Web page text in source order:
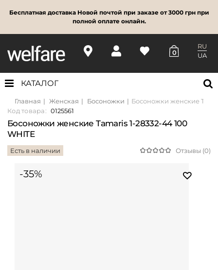
Бесплатная доставка Новой почтой при заказе от 3000 грн при
полной оплате онлайн.
0
RU
UA
КАТАЛОГ
Главная Женская Босоножки
Босоножки женские
Код товара: 0125561
Босоножки женские Tamaris 1-28332-44 100
WHITE
Есть в наличии Отзывы (0)
-35%